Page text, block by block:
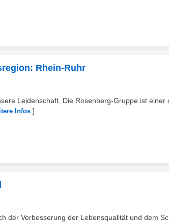
Rhein-Ruhr
Leidenschaft. Die Rosenberg-Gruppe ist einer
Infos ]
der Verbesserung der Lebensqualität und dem